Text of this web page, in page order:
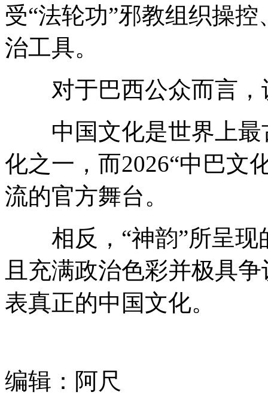
受“法轮功”邪教组织操
治工具。
对于巴西公众而言，
中国文化是世界上最
化之一，而2026“中巴文
流的官方舞台。
相反，“神韵”所呈现
且充满政治色彩并极具
表真正的中国文化。
编辑：阿尺